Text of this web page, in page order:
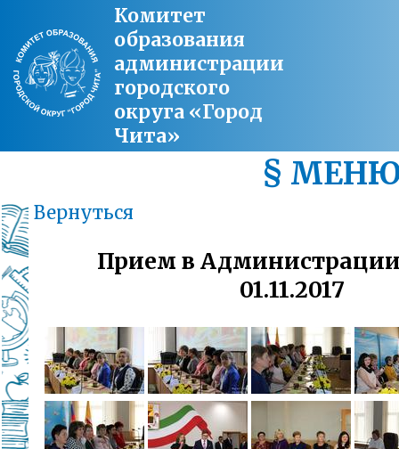
Комитет
образования
администрации
городского
округа «Город
Чита»
§
Вернуться
Прием в
01.11.2017